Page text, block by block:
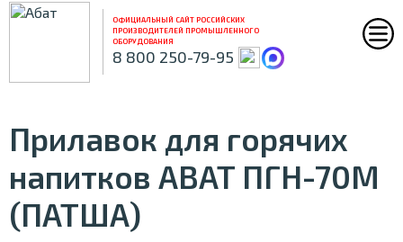
ОФИЦИАЛЬНЫЙ САЙТ РОССИЙСКИХ
ПРОИЗВОДИТЕЛЕЙ ПРОМЫШЛЕННОГО
ОБОРУДОВАНИЯ
8 800 250-79-95
Прилавок для горячих
напитков ABAT ПГН-70М
(ПАТША)